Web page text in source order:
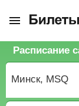
Расписание